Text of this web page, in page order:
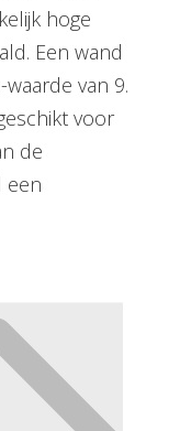
hoge
Een wand
van 9.
voor
de
een